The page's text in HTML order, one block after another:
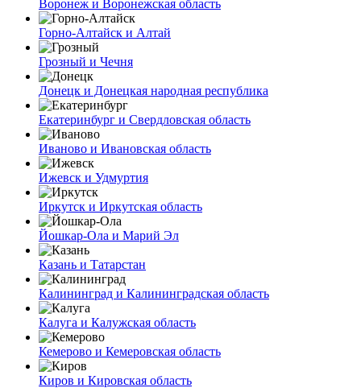
Воронеж и Воронежская область
Горно-Алтайск и Алтай
Грозный и Чечня
Донецк и Донецкая народная республика
Екатеринбург и Свердловская область
Иваново и Ивановская область
Ижевск и Удмуртия
Иркутск и Иркутская область
Йошкар-Ола и Марий Эл
Казань и Татарстан
Калининград и Калининградская область
Калуга и Калужская область
Кемерово и Кемеровская область
Киров и Кировская область